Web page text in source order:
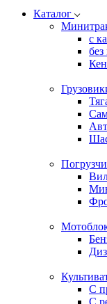
Каталог
c
С
С